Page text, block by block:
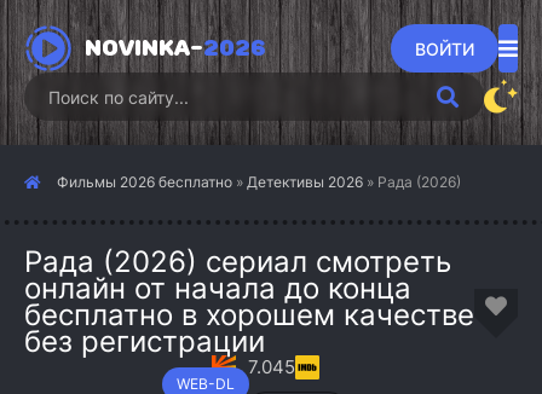
NOVINKA-2026 ВОЙТИ
Фильмы 2026 бесплатно » Детективы 2026 » Рада (2026)
Рада (2026) сериал смотреть
онлайн от начала до конца
бесплатно в хорошем качестве
без регистрации
WEB-DL
7.045